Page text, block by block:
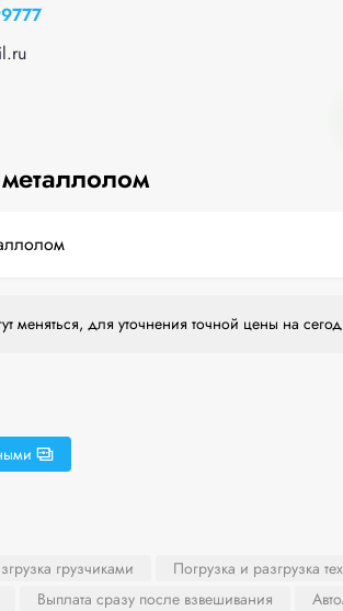
меняться, для уточнения точной цены на
грузчиками Погрузка и разгрузка
Выплата сразу после взвешивания